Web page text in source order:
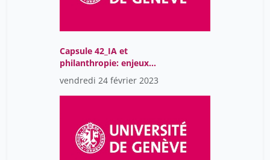
Capsule 42_IA et
philanthropie: enjeux
éthiques
vendredi 24 février 2023